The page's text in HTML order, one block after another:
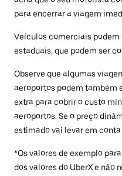
para encerrar a viagem
Veículos comerciais
estaduais, que podem ser
Observe que algumas
aeroportos podem também
extra para cobrir o custo
aeroportos. Se o preço
estimado vai levar em
*Os valores de exemplo
dos valores do UberX e não